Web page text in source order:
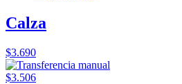
Calza
$3.690
$3.506